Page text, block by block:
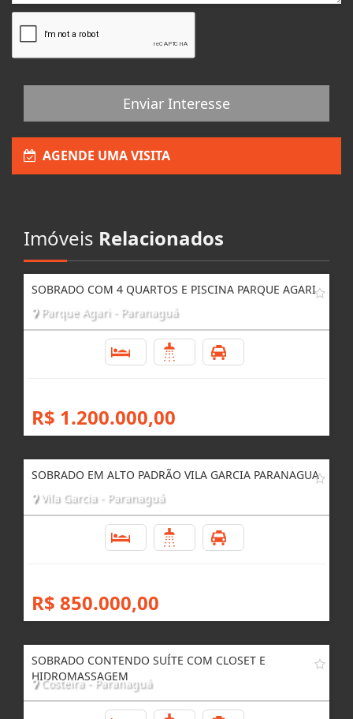
Enviar Interesse
AGENDE UMA VISITA
Imóveis Relacionados
SOBRADO COM 4 QUARTOS E PISCINA PARQUE AGARI
Parque Agari - Paranaguá
R$ 1.200.000,00
SOBRADO EM ALTO PADRÃO VILA GARCIA PARANAGUA
Vila Garcia - Paranaguá
R$ 850.000,00
SOBRADO CONTENDO SUÍTE COM CLOSET E
HIDROMASSAGEM
Costeira - Paranaguá